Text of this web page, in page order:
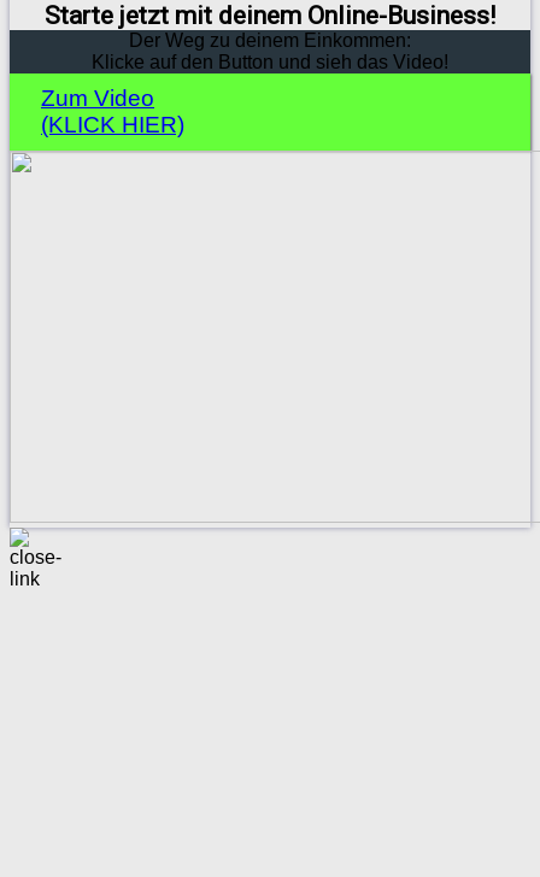
Starte jetzt mit deinem Online-Business!
Der Weg zu deinem Einkommen:
Klicke auf den Button und sieh das Video!
Zum Video
(KLICK HIER)